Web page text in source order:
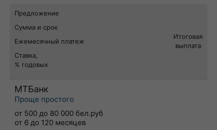
Предложение
Сумма и срок
Ежемесячный платеж
Ставка,
% годовых
Итоговая
выплата
МТБанк
Проще простого
от 500 до 80 000 бел.руб
от 6 до 120 месяцев